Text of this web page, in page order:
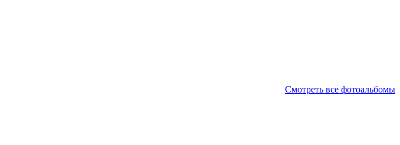
Смотреть все фотоальбомы